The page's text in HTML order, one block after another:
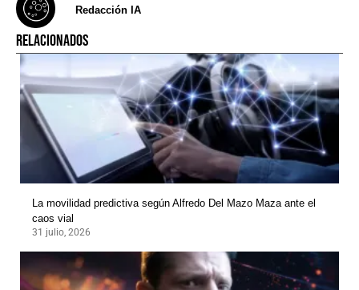
Redacción IA
RELACIONADOS
La movilidad predictiva según Alfredo Del Mazo Maza ante el
caos vial
31 julio, 2026